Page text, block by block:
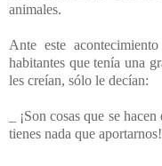
animales.
Ante este
habitantes que tenía una
les creían, sólo le decían:
_ ¡Son cosas que se
tienes nada que aportarnos!